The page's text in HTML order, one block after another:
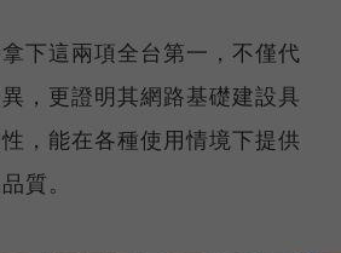
下這兩項全台第一，不僅代
，更證明其網路基礎建設具
，能在各種使用情境下提供
質。